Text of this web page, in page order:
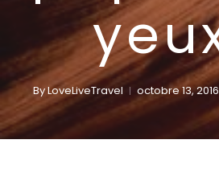
ByLoveLiveTravel octobre 13, 2016